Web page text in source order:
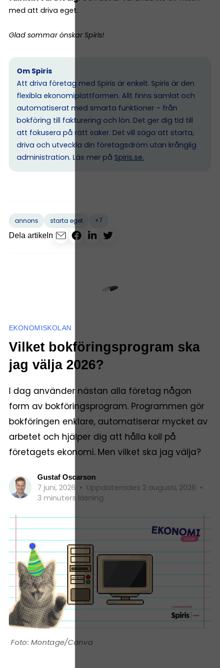
med att driva eget.
Glad sommar önskar Spiris!
Om Spiris
Att driva företag med Spiris är enkelt. Spiris är den
flexibla ekonomiplattformen. Allt finns samlat och
automatiserat med smarta funktioner – från
bokföring till fakturering och lön. Det ger dig tid till
att fokusera på rätt saker. Det vill säga att starta,
driva och utveckla din företagsdröm utan krånglig
administration. Läs mer på Spiris.se.
annons starta eget
+7
Dela artikeln
EKONOMISKOLAN
Vilket bokföringsprogram ska
jag välja 2026?
I dag använder nästan alla företag någon
form av bokföringsprogram. Programmen gör
bokföringen enklare, automatiserar mycket av
arbetet och hjälper dig att hålla koll på
företagets ekonomi. Men vilket ska jag välja?
Gustaf Oscarson
7 juni, 2026 • Uppdaterades 2 augusti, 2026 •
3 minuters läsning
Montage/Canva